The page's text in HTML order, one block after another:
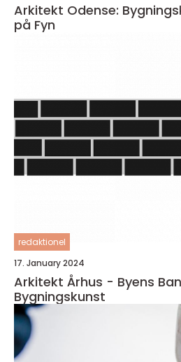
Arkitekt Odense:
på Fyn
redaktionel
17. January 2024
Arkitekt Århus - Byens
Bygningskunst